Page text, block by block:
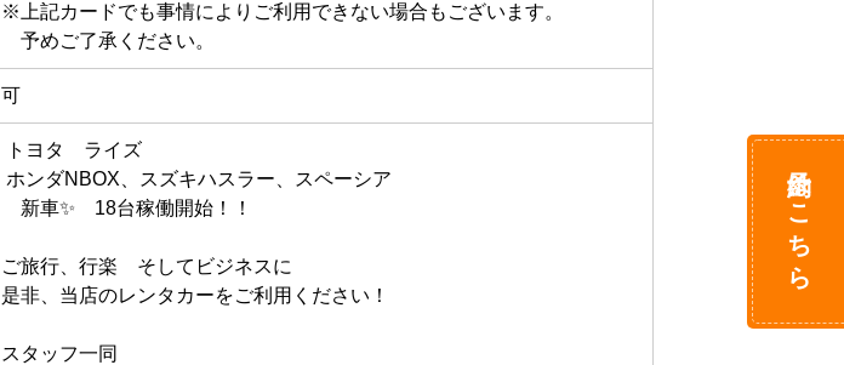
※ 上記カードでも事情によりご利用できない場合もございます。
予めご了承ください。
可
新車✨　18台稼働開始！！
ご旅行、行楽　そしてビジネスに
是非、当店のレンタカーをご利用ください！
スタッフ一同
予約はこちら